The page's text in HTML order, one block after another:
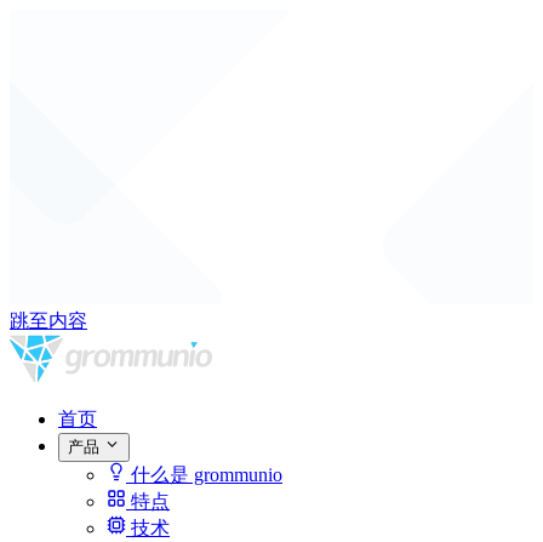
跳至内容
首页
产品
什么是 grommunio
特点
技术